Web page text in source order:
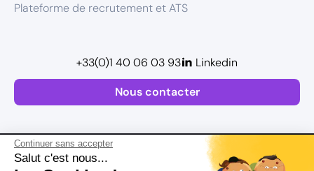
Continuer sans accepter
Salut c'est nous...
Plateforme de recrutement et ATS
Nous contacter
+33(0)1 40 06 03 93 Linkedin